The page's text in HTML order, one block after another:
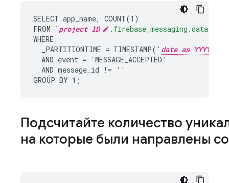
SELECT app_name, COUNT(1)
FROM
`project ID
.firebase_messaging.data`
WHERE
  _PARTITIONTIME = TIMESTAMP('
date as YYYY-MM-
  AND event = 'MESSAGE_ACCEPTED'
  AND message_id != ''
GROUP BY 1;
Подсчитайте количество
на которые были направлены